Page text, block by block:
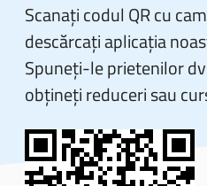
Scanați codul QR cu
descărcați aplicația
Spuneți-le prietenilor
obțineți reduceri sau